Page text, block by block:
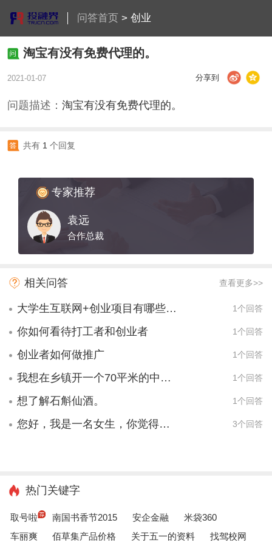
问答首页> 创业
淘宝有没有免费代理的。
2021-01-07 分享到
问题描述： 淘宝有没有免费代理的。
共有 1 个回复
专家推荐
袁远
合作总裁
相关问答 查看更多>>
大学生互联网+创业项目有哪些项目？ 1个回答
你如何看待打工者和创业者 1个回答
创业者如何做推广 1个回答
我想在乡镇开一个70平米的中亿孕婴用品店，合作大概要多少钱，要些什么手续，条件？ 1个回答
想了解石斛仙酒。 1个回答
您好，我是一名女生，你觉得我适合开一个什么样的店？ 3个回答
热门关键字
取号啦 南国书香节2015 安企金融
米袋360
车丽爽
佰草集产品价格 关于五一的资料 找驾校网